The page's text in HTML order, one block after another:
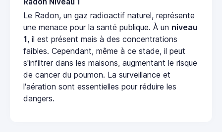
Le Radon, un gaz radioactif naturel, représente
une menace pour la santé publique. À un niveau
1, il est présent mais à des concentrations
faibles. Cependant, même à ce stade, il peut
s'infiltrer dans les maisons, augmentant le risque
de cancer du poumon. La surveillance et
l'aération sont essentielles pour réduire les
dangers.